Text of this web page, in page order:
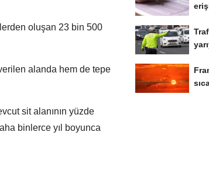
oluşan 23 bin 500
alanda hem de tepe
sit alanının yüzde
binlerce yıl boyunca